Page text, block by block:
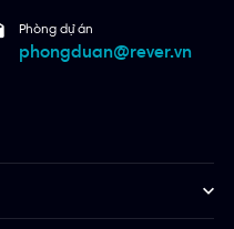
Phòng dự án
phongduan@rever.vn